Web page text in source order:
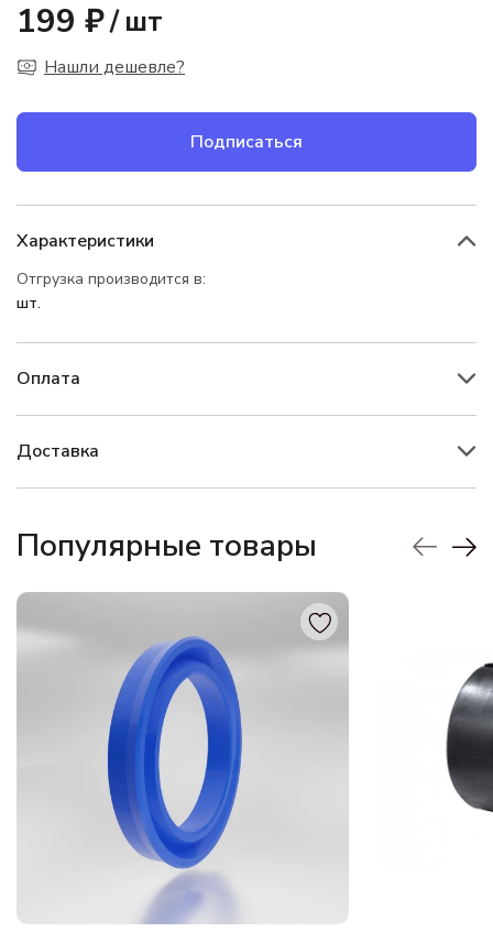
199 ₽/ шт
Нашли дешевле?
Подписаться
Характеристики
Отгрузка производится в:
шт.
Оплата
Доставка
Популярные товары